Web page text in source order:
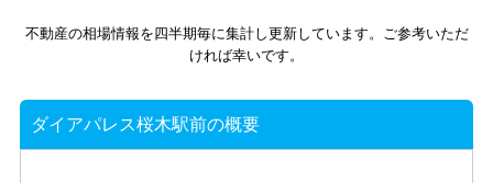
不動産の相場情報を四半期毎に集計し更新しています。ご参考いただ
ければ幸いです。
ダイアパレス桜木駅前の概要